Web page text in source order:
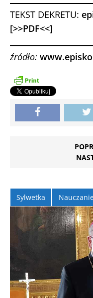
TEKST DEKRETU:
[>>PDF<<]
źródło:
Sylwetka